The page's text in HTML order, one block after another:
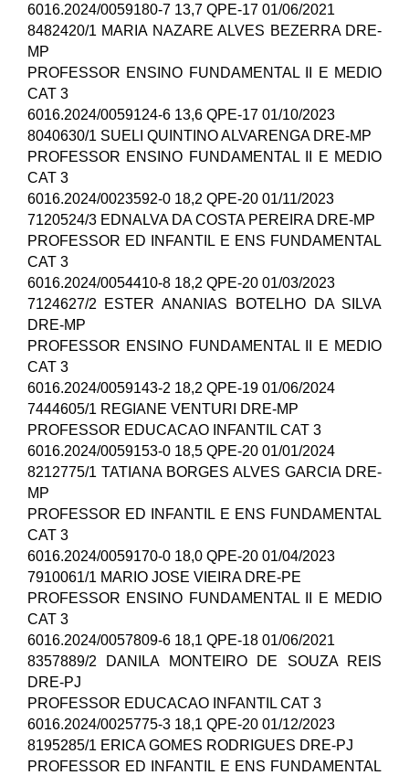
6016.2024/0059180-7 13,7 QPE-17 01/06/2021
8482420/1 MARIA NAZARE ALVES BEZERRA DRE-
MP
PROFESSOR ENSINO FUNDAMENTAL II E MEDIO
CAT 3
6016.2024/0059124-6 13,6 QPE-17 01/10/2023
8040630/1 SUELI QUINTINO ALVARENGA DRE-MP
PROFESSOR ENSINO FUNDAMENTAL II E MEDIO
CAT 3
6016.2024/0023592-0 18,2 QPE-20 01/11/2023
7120524/3 EDNALVA DA COSTA PEREIRA DRE-MP
PROFESSOR ED INFANTIL E ENS FUNDAMENTAL
CAT 3
6016.2024/0054410-8 18,2 QPE-20 01/03/2023
7124627/2 ESTER ANANIAS BOTELHO DA SILVA
DRE-MP
PROFESSOR ENSINO FUNDAMENTAL II E MEDIO
CAT 3
6016.2024/0059143-2 18,2 QPE-19 01/06/2024
7444605/1 REGIANE VENTURI DRE-MP
PROFESSOR EDUCACAO INFANTIL CAT 3
6016.2024/0059153-0 18,5 QPE-20 01/01/2024
8212775/1 TATIANA BORGES ALVES GARCIA DRE-
MP
PROFESSOR ED INFANTIL E ENS FUNDAMENTAL
CAT 3
6016.2024/0059170-0 18,0 QPE-20 01/04/2023
7910061/1 MARIO JOSE VIEIRA DRE-PE
PROFESSOR ENSINO FUNDAMENTAL II E MEDIO
CAT 3
6016.2024/0057809-6 18,1 QPE-18 01/06/2021
8357889/2 DANILA MONTEIRO DE SOUZA REIS
DRE-PJ
PROFESSOR EDUCACAO INFANTIL CAT 3
6016.2024/0025775-3 18,1 QPE-20 01/12/2023
8195285/1 ERICA GOMES RODRIGUES DRE-PJ
PROFESSOR ED INFANTIL E ENS FUNDAMENTAL